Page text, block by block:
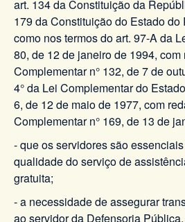
art. 134 da Constituição da
179 da Constituição do Estado
como nos termos do art. 97-A da
80, de 12 de janeiro de 1994,
Complementar n° 132, de 7 de
4° da Lei Complementar do
6, de 12 de maio de 1977, com
Complementar n° 169, de 13 de
- que os servidores são
qualidade do serviço de
gratuita;
- a necessidade de assegurar
ao servidor da Defensoria